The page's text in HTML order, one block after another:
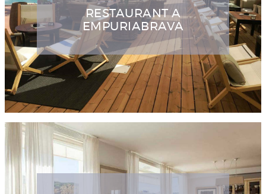
RESTAURANT A
EMPURIABRAVA